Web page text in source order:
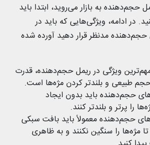
حجم‌دهنده به بازار می‌روید، ابتدا باید
در ادامه، ویژگی‌هایی که باید در
حجم‌دهنده مدنظر قرار دهید آورده شده
ویژگی در ریمل حجم‌دهنده، قدرت
طبیعی و بلندتر کردن مژه‌ها است.
حجم‌دهنده باید بدون ایجاد
را پرتر و بلندتر کنند.
حجم‌دهنده معمولاً باید بافت سبکی
مژه‌ها را سنگین نکنند و به ظاهری